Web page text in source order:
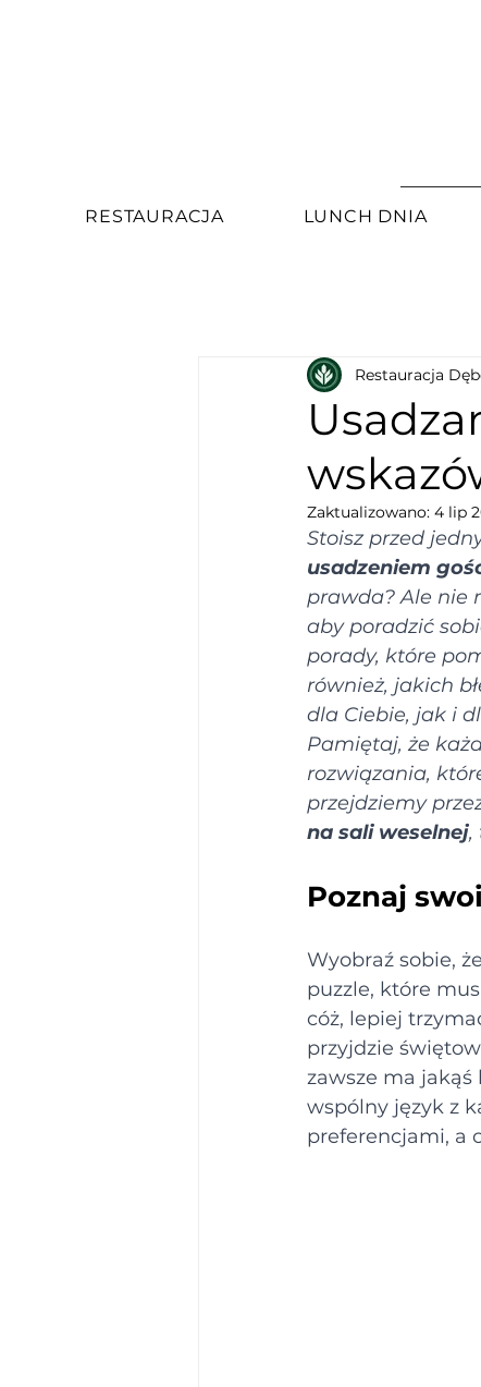
RESTAURACJA LUNCH DNIA
Restauracja
Zaktualizowano: 4 lip
Stoisz przed
usadzeniem
prawda? Ale nie
aby poradzić
porady, które
również, jakich
dla Ciebie, jak i
Pamiętaj, że
rozwiązania,
przejdziemy
na sali weselnej,
Poznaj
Wyobraź sobie,
puzzle, które
cóż, lepiej
przyjdzie
zawsze ma
wspólny język z
preferencjami, a